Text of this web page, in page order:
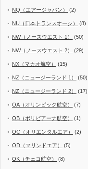
NQ（エアージャパン） (2)
NU（日本トランスオーシ） (8)
NW（ノースウエスト 1） (50)
NW（ノースウエスト 2） (29)
NX（マカオ航空） (15)
NZ（ニュージーランド 1） (50)
NZ（ニュージーランド 2） (17)
OA（オリンピック航空） (7)
OB（ボリビアーナ航空） (1)
OC（オリエンタルエア） (2)
OD（マリンドエア） (5)
OK（チェコ航空） (8)